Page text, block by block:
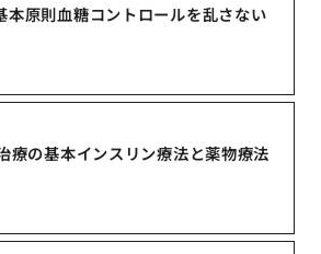
本原則血糖コントロールを乱さない
療の基本インスリン療法と薬物療法